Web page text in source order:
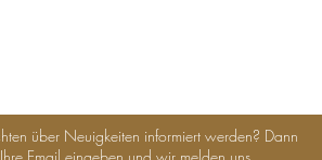
über Neuigkeiten informiert werden? Dann